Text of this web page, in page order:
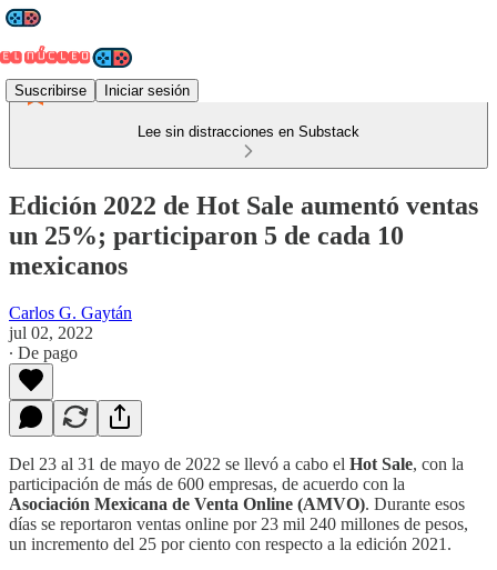
Suscribirse Iniciar sesión
Lee sin distracciones en Substack
Edición 2022 de Hot Sale aumentó ventas
un 25%; participaron 5 de cada 10
mexicanos
Carlos G. Gaytán
jul 02, 2022
∙ De pago
Del 23 al 31 de mayo de 2022 se llevó a cabo el Hot Sale, con la
participación de más de 600 empresas, de acuerdo con la
Asociación Mexicana de Venta Online (AMVO). Durante esos
días se reportaron ventas online por 23 mil 240 millones de pesos,
un incremento del 25 por ciento con respecto a la edición 2021.